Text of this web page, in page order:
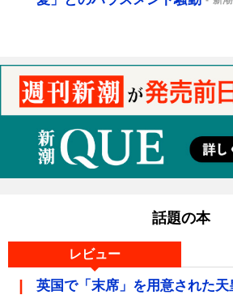
話題の本
レビュー
英国で「末席」を用意された天